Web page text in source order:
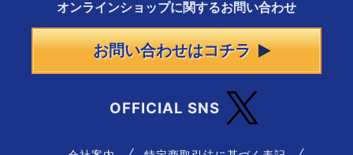
オンラインショップに関するお問い合わせ
お問い合わせはコチラ
OFFICIAL SNS